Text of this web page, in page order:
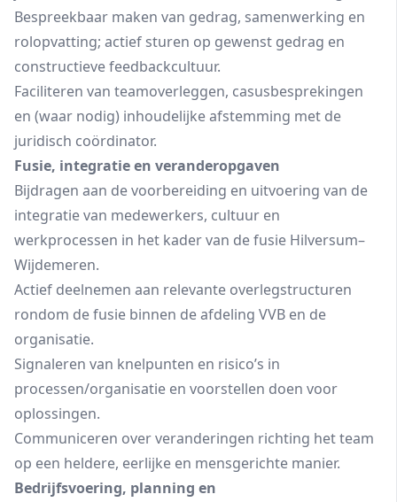
Bespreekbaar maken van gedrag, samenwerking en
rolopvatting; actief sturen op gewenst gedrag en
constructieve feedbackcultuur.
Faciliteren van teamoverleggen, casusbesprekingen
en (waar nodig) inhoudelijke afstemming met de
juridisch coördinator.
Fusie, integratie en veranderopgaven
Bijdragen aan de voorbereiding en uitvoering van de
integratie van medewerkers, cultuur en
werkprocessen in het kader van de fusie Hilversum–
Wijdemeren.
Actief deelnemen aan relevante overlegstructuren
rondom de fusie binnen de afdeling VVB en de
organisatie.
Signaleren van knelpunten en risico’s in
processen/organisatie en voorstellen doen voor
oplossingen.
Communiceren over veranderingen richting het team
op een heldere, eerlijke en mensgerichte manier.
Bedrijfsvoering, planning en